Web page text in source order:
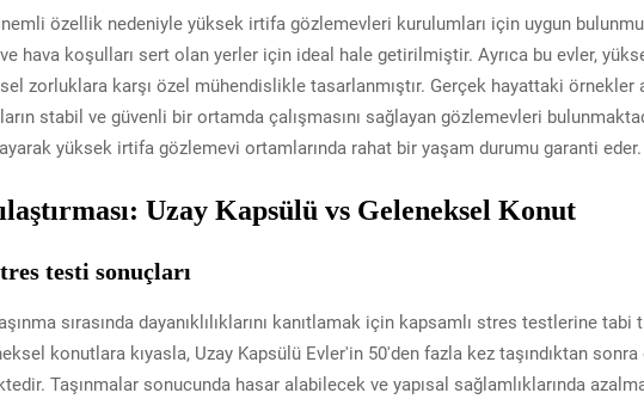
özellik nedeniyle yüksek irtifa gözlemevleri kurulumları için uygun
ve hava koşulları sert olan yerler için ideal hale getirilmiştir. Ayrıca bu evler,
zorluklara karşı özel mühendislikle tasarlanmıştır. Gerçek hayattaki örnekler
stabil ve güvenli bir ortamda çalışmasını sağlayan gözlemevleri
yüksek irtifa gözlemevi ortamlarında rahat bir yaşam durumu garanti eder.
Uzay Kapsülü vs Geleneksel Konut
testi sonuçları
sırasında dayanıklılıklarını kanıtlamak için kapsamlı stres testlerine
konutlara kıyasla, Uzay Kapsülü Evler'in 50'den fazla kez taşındıktan sonra
Taşınmalar sonucunda hasar alabilecek ve yapısal sağlamlıklarında